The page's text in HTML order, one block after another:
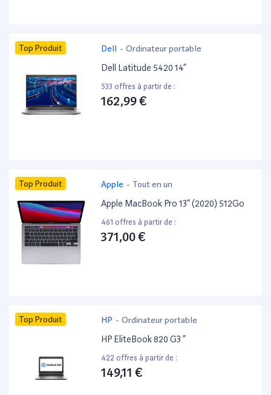
Top Produit Dell - Ordinateur portable
Dell Latitude 5420 14”
533 offres à partir de :
162,99 €
Top Produit Apple - Tout en un
Apple MacBook Pro 13” (2020) 512Go
461 offres à partir de :
371,00 €
Top Produit HP - Ordinateur portable
HP EliteBook 820 G3 ”
422 offres à partir de :
149,11 €